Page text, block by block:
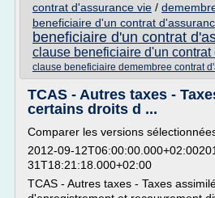
contrat d'assurance vie /
beneficiaire d'un contrat
beneficiaire d'un contrat
clause beneficiaire d'un
clause beneficiaire demembree contrat
TCAS - Autres taxes -
certains droits d ...
Comparer les versions
2012-09-
31T18:21:18.000+02:00
TCAS - Autres taxes - Taxes